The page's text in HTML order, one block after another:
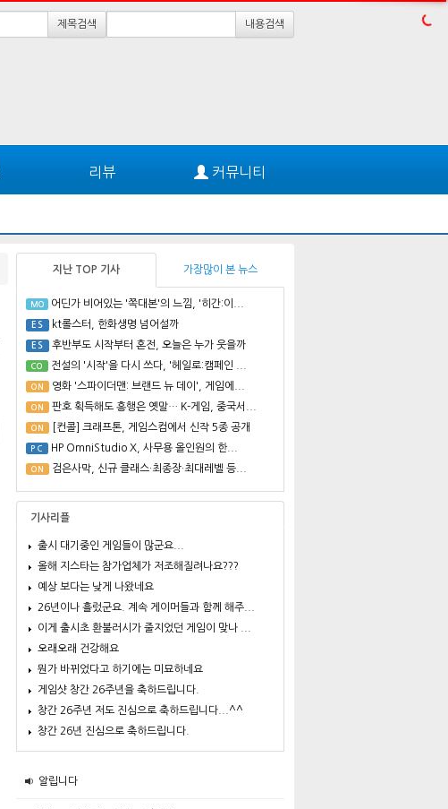
제목검색 내용검색
리뷰 커뮤니티
지난 TOP 기사 가장많이 본 뉴스
MO 어딘가 비어있는 '쪽대본'의 느낌, '히간:이...
ES kt롤스터, 한화생명 넘어설까
ES 후반부도 시작부터 혼전, 오늘은 누가 웃을까
CO 전설의 '시작'을 다시 쓰다, '헤일로:캠페인 ...
ON 영화 '스파이더맨: 브랜드 뉴 데이', 게임에...
ON 판호 획득해도 흥행은 옛말… K-게임, 중국서...
ON [컨콜] 크래프톤, 게임스컴에서 신작 5종 공개
PC HP OmniStudio X, 사무용 올인원의 한...
ON 검은사막, 신규 클래스·최종장·최대레벨 등...
기사리플
출시 대기중인 게임들이 많군요...
올해 지스타는 참가업체가 저조해질려나요???
예상 보다는 낮게 나왔네요
26년이나 흘렀군요. 계속 게이머들과 함께 해주...
이게 출시초 환불러시가 줄지었던 게임이 맞나 ...
오래오래 건강해요
뭔가 바뀌었다고 하기에는 미묘하네요
게임샷 창간 26주년을 축하드립니다.
창간 26주년 저도 진심으로 축하드립니다...^^
창간 26년 진심으로 축하드립니다.
알립니다